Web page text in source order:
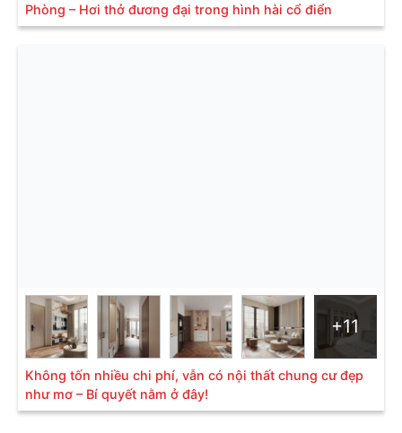
Phòng – Hơi thở đương đại trong hình hài cổ điển
+11
Không tốn nhiều chi phí, vẫn có nội thất chung cư đẹp
như mơ – Bí quyết nằm ở đây!